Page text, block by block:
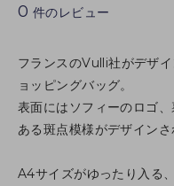
0 件のレビュー
フランスのVulli社がデザ
ョッピングバッグ。
表面にはソフィーのロゴ
ある斑点模様がデザインさ
A4サイズがゆったり入る